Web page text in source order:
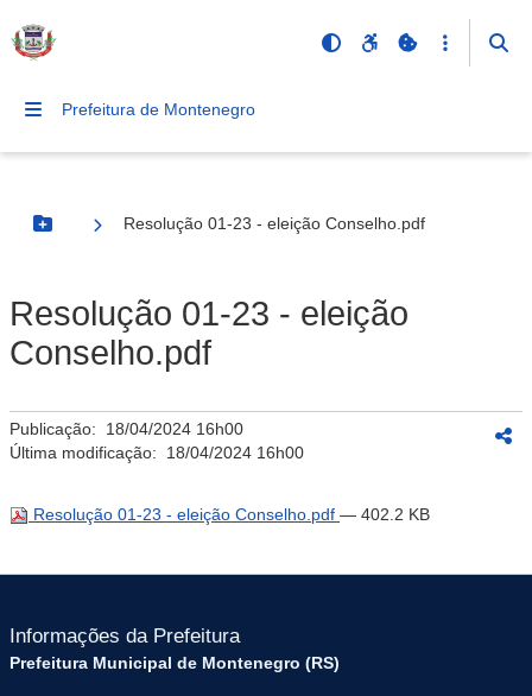
Prefeitura de Montenegro
Botão Menu
Resolução 01-23 - eleição Conselho.pdf
Resolução 01-23 - eleição
Conselho.pdf
Publicação: 18/04/2024 16h00
Última modificação: 18/04/2024 16h00
Resolução 01-23 - eleição Conselho.pdf — 402.2 KB
Informações da Prefeitura
Prefeitura Municipal de Montenegro (RS)